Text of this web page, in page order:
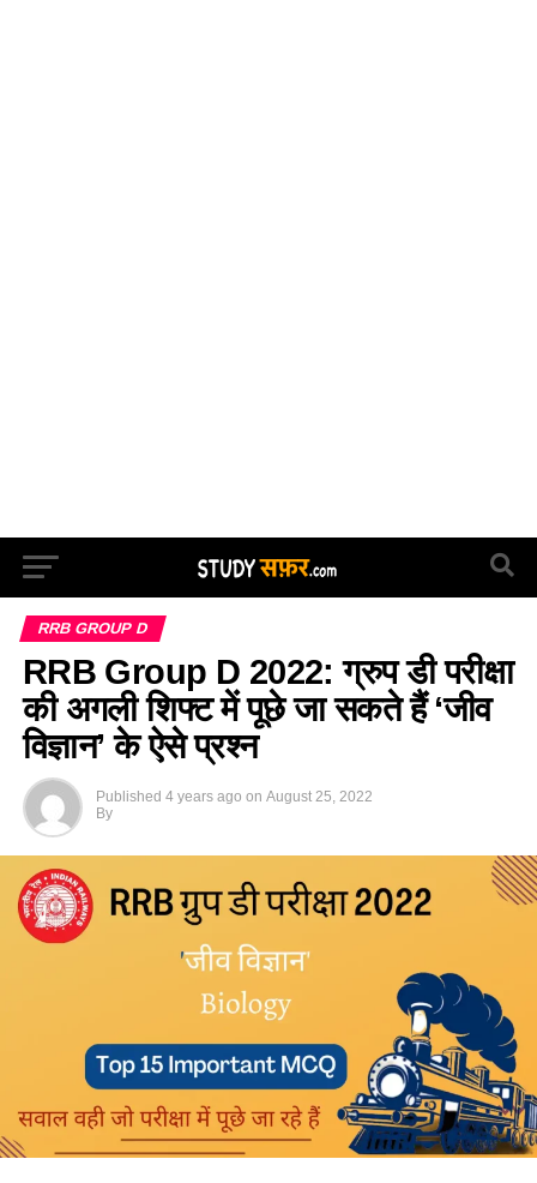
RRB GROUP D
RRB Group D 2022: ग्रुप डी परीक्षा
की अगली शिफ्ट में पूछे जा सकते हैं ‘जीव
विज्ञान’ के ऐसे प्रश्न
Published 4 years ago on August 25, 2022
By